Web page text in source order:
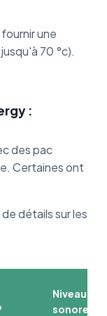
une
70 °c).
:
des pac
Certaines ont
détails sur les
Niveau
sonore